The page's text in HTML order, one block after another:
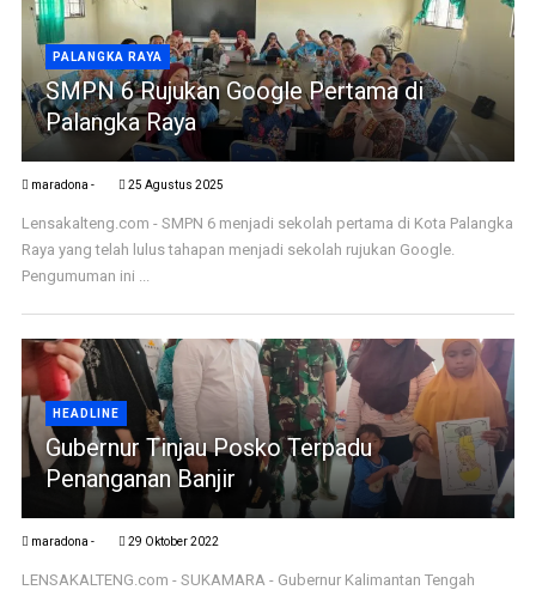
PALANGKA RAYA
SMPN 6 Rujukan Google Pertama di
Palangka Raya
maradona - 25 Agustus 2025
Lensakalteng.com - SMPN 6 menjadi sekolah pertama di Kota Palangka
Raya yang telah lulus tahapan menjadi sekolah rujukan Google.
Pengumuman ini ...
HEADLINE
Gubernur Tinjau Posko Terpadu
Penanganan Banjir
maradona - 29 Oktober 2022
LENSAKALTENG.com - SUKAMARA - Gubernur Kalimantan Tengah